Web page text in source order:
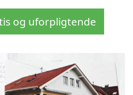
og uforpligtende